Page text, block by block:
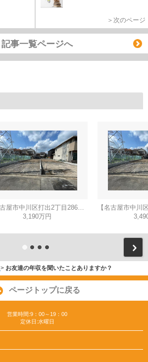
＞次のページ
記事一覧ページへ
【名古屋市中川区打出2丁目286新築戸建A号棟】仲介手数料無料！荒子小学校・一柳中学校
3,190万円
> お友達の年収を聞いたことありますか？
ページトップに戻る
営業時間:9：00～19：00
定休日:水曜日